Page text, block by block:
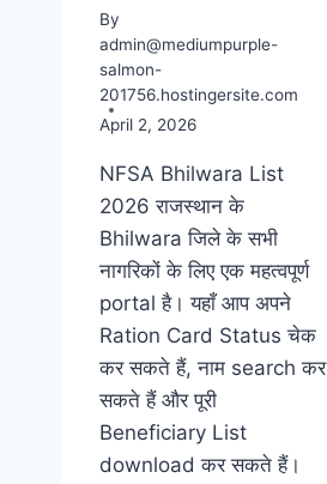
By
admin@mediumpurple-
salmon-
201756.hostingersite.com
April 2, 2026
NFSA Bhilwara List
2026 राजस्थान के
Bhilwara जिले के सभी
नागरिकों के लिए एक महत्वपूर्ण
portal है। यहाँ आप अपने
Ration Card Status चेक
कर सकते हैं, नाम search कर
सकते हैं और पूरी
Beneficiary List
download कर सकते हैं।